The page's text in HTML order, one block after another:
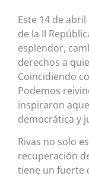
Este 14 de
de la II
esplendor,
derechos a
Coincidiendo
Podemos
inspiraron
democrática y
Rivas no solo
recuperación
tiene un fuerte